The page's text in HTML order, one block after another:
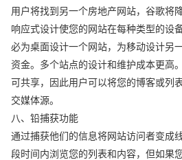
用户将找到另一个房地产网站，谷歌将
响应式设计使您的网站在每种类型的设
必为桌面设计一个网站，为移动设计另
资金。多个站点的设计和维护成本更高
可共享，因此用户可以将您的博客或列
交媒体源。
八、铅捕获功能
通过捕获他们的信息将网站访问者变成
段时间内浏览您的列表和内容，但如果